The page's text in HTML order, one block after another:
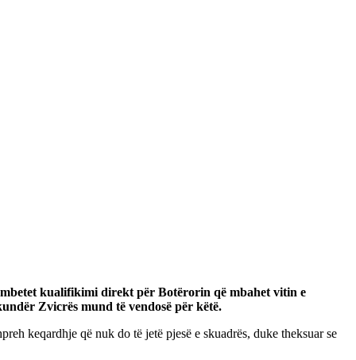
kualifikimi direkt për Botërorin që mbahet vitin e
Zvicrës mund të vendosë për këtë.
keqardhje që nuk do të jetë pjesë e skuadrës, duke theksuar se